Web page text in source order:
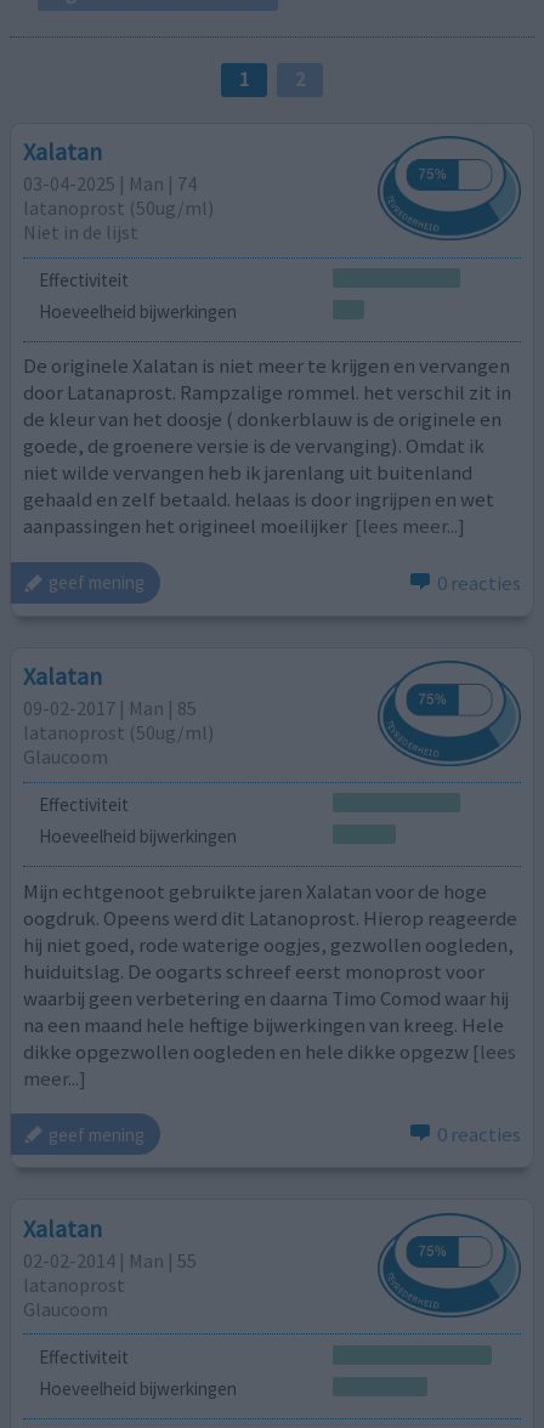
1 2
Xalatan
03-04-2025 | Man | 74
latanoprost (50ug/ml)
Niet in de lijst
Effectiviteit
Hoeveelheid bijwerkingen
De originele Xalatan is niet meer te krijgen en vervangen
door Latanaprost. Rampzalige rommel. het verschil zit in
de kleur van het doosje ( donkerblauw is de originele en
goede, de groenere versie is de vervanging). Omdat ik
niet wilde vervangen heb ik jarenlang uit buitenland
gehaald en zelf betaald. helaas is door ingrijpen en wet
aanpassingen het origineel moeilijker [lees meer...]
geef mening 0 reacties
Xalatan
09-02-2017 | Man | 85
latanoprost (50ug/ml)
Glaucoom
Effectiviteit
Hoeveelheid bijwerkingen
Mijn echtgenoot gebruikte jaren Xalatan voor de hoge
oogdruk. Opeens werd dit Latanoprost. Hierop reageerde
hij niet goed, rode waterige oogjes, gezwollen oogleden,
huiduitslag. De oogarts schreef eerst monoprost voor
waarbij geen verbetering en daarna Timo Comod waar hij
na een maand hele heftige bijwerkingen van kreeg. Hele
dikke opgezwollen oogleden en hele dikke opgezw [lees
meer...]
geef mening 0 reacties
Xalatan
02-02-2014 | Man | 55
latanoprost
Glaucoom
Effectiviteit
Hoeveelheid bijwerkingen